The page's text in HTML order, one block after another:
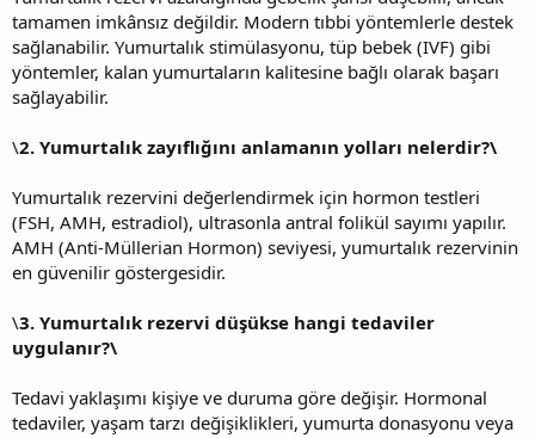
tamamen imkânsız değildir. Modern tıbbi yöntemlerle destek
sağlanabilir. Yumurtalık stimülasyonu, tüp bebek (IVF) gibi
yöntemler, kalan yumurtaların kalitesine bağlı olarak başarı
sağlayabilir.
\2. Yumurtalık zayıflığını anlamanın yolları nelerdir?\
Yumurtalık rezervini değerlendirmek için hormon testleri
(FSH, AMH, estradiol), ultrasonla antral folikül sayımı yapılır.
AMH (Anti-Müllerian Hormon) seviyesi, yumurtalık rezervinin
en güvenilir göstergesidir.
\3. Yumurtalık rezervi düşükse hangi tedaviler
uygulanır?\
Tedavi yaklaşımı kişiye ve duruma göre değişir. Hormonal
tedaviler, yaşam tarzı değişiklikleri, yumurta donasyonu veya